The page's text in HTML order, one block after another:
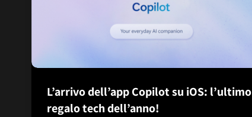
L’arrivo dell’app Copilot su iOS: l’ultimo
regalo tech dell’anno!